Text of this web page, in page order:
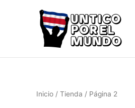
Inicio / Tienda / Página 2